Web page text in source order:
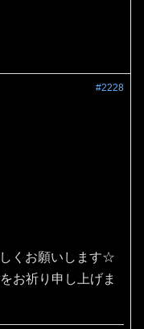
#2228
くお願いします☆
お祈り申し上げま